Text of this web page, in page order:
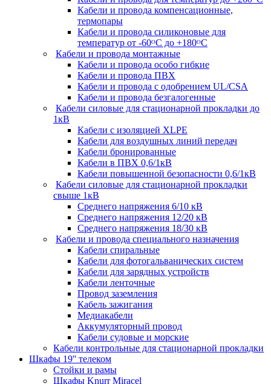
Кабели и провода компенсационные,
термопары
Кабели и провода силиконовые для
температур от -60ᴼC до +180ᴼС
Кабели и провода монтажные
Кабели и провода особо гибкие
Кабели и провода ПВХ
Кабели и провода с одобрением UL/CSA
Кабели и провода безгалогенные
Кабели силовые для стационарной прокладки до
1кВ
Кабели c изоляцией XLPE
Кабели для воздушных линий передач
Кабели бронированные
Кабели в ПВХ 0,6/1кВ
Кабели повышенной безопасности 0,6/1кВ
Кабели силовые для стационарной прокладки
свыше 1кВ
Среднего напряжения 6/10 кВ
Среднего напряжения 12/20 кВ
Среднего напряжения 18/30 кВ
Кабели и провода специального назначения
Кабели спиральные
Кабели для фотогальванических систем
Кабели для зарядных устройств
Кабели ленточные
Провод заземления
Кабель зажигания
Медиакабели
Аккумуляторный провод
Кабели судовые и морские
Кабели контрольные для стационарной прокладки
Шкафы 19'' телеком
Стойки и рамы
Шкафы Knurr Miracel